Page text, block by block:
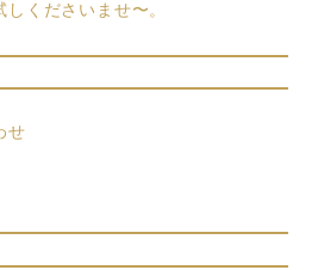
くださいませ〜。
せ